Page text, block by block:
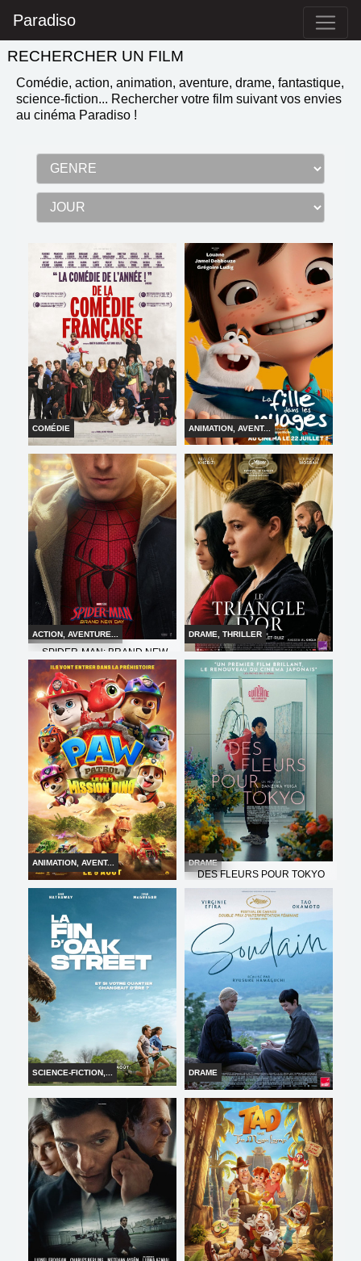
Paradiso
RECHERCHER UN FILM
Comédie, action, animation, aventure, drame, fantastique,
science-fiction... Rechercher votre film suivant vos envies
au cinéma Paradiso !
COMÉDIE
DE LA COMÉDIE-FRANÇAISE
Horaires et Infos
Bande-annonce
Réservation
TOUT PUBLIC
ANIMATION, AVENT...
LA FILLE DANS LES NUAGES
Horaires et Infos
Bande-annonce
Réservation
TOUT PUBLIC VF
ACTION, AVENTURE...
SPIDER-MAN: BRAND NEW
DAY
Horaires et Infos
Bande-annonce
Réservation
TOUT PUBLIC VF
DRAME, THRILLER
LE TRIANGLE D'OR
Horaires et Infos
Bande-annonce
Réservation
TOUT PUBLIC
ANIMATION, AVENT...
LA PAT' PATROUILLE : LE
Horaires et Infos
Bande-annonce
Réservation
TOUT PUBLIC VF
DRAME
DES FLEURS POUR TOKYO
Horaires et Infos
Bande-annonce
Réservation
TOUT PUBLIC VO
SCIENCE-FICTION,...
LA FIN D'OAK STREET
Horaires et Infos
Bande-annonce
Réservation
AVERT. TOUT PUBLIC VF
DRAME
SOUDAIN
Horaires et Infos
Bande-annonce
Réservation
TOUT PUBLIC VF